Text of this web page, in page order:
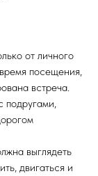
от личного
посещения,
встреча.
подругами,
выглядеть
двигаться и